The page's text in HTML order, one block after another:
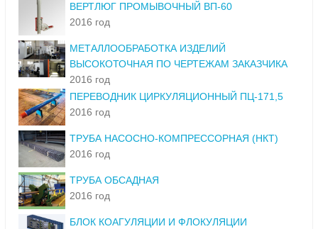
ВЕРТЛЮГ ПРОМЫВОЧНЫЙ ВП-60
2016 год
МЕТАЛЛООБРАБОТКА ИЗДЕЛИЙ
ВЫСОКОТОЧНАЯ ПО ЧЕРТЕЖАМ ЗАКАЗЧИКА
2016 год
ПЕРЕВОДНИК ЦИРКУЛЯЦИОННЫЙ ПЦ-171,5
2016 год
ТРУБА НАСОСНО-КОМПРЕССОРНАЯ (НКТ)
2016 год
ТРУБА ОБСАДНАЯ
2016 год
БЛОК КОАГУЛЯЦИИ И ФЛОКУЛЯЦИИ